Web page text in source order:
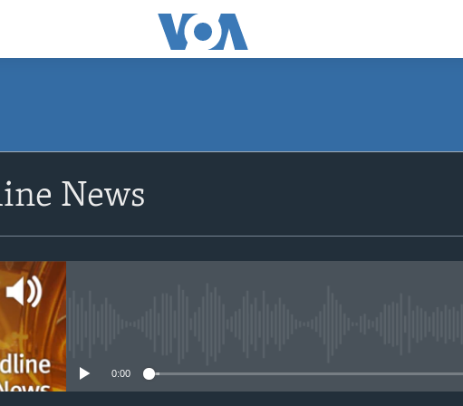
News
0:00